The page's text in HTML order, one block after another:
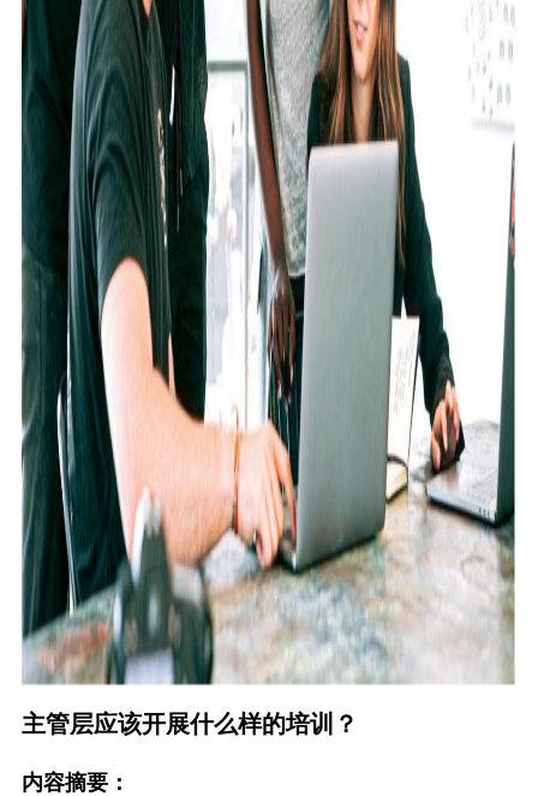
主管层应该开展什么样的培训？
内容摘要：